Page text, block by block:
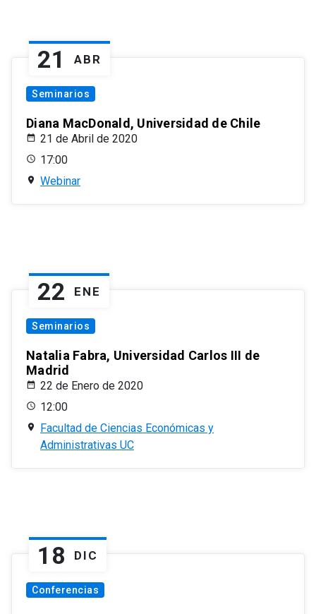
21 ABR
Seminarios
Diana MacDonald, Universidad de Chile
21 de Abril de 2020
17:00
Webinar
22 ENE
Seminarios
Natalia Fabra, Universidad Carlos III de
Madrid
22 de Enero de 2020
12:00
Facultad de Ciencias Económicas y
Administrativas UC
18 DIC
Conferencias